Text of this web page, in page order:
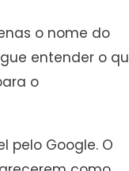
o nome do
entender o
o
pelo Google. O